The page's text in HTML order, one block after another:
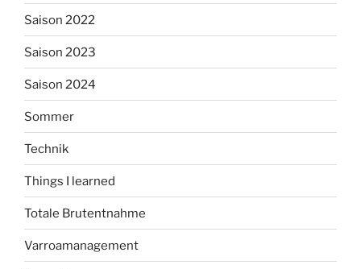
Saison 2022
Saison 2023
Saison 2024
Sommer
Technik
Things I learned
Totale Brutentnahme
Varroamanagement